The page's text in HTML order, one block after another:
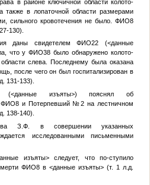
в районе ключичной области колото-
также в лопаточной области размерами
сильного кровотечения не было.ФИО8
130).
даны свидетелемФИО22 (<данные
что уФИО38 было обнаружено колото-
слева. Последнему была оказана
после чего он был госпитализирован в
131-133).
<данные изъяты>) пояснял об
ФИО8и Потерпевший №2 на лестничном
138-140).
З.Ф. в совершении указанных
исследованными письменными
изъяты>следует, что по-ступило
ФИО8 в<данные изъяты> (т. 1 л.д.